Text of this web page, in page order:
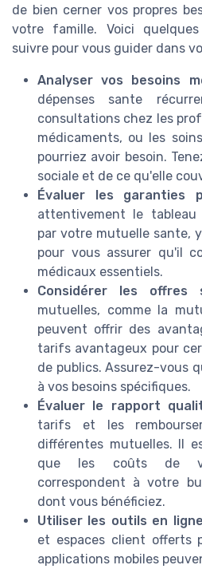
de bien cerner vos propres
votre famille. Voici
suivre pour vous guider dans
Analyser vos besoins
dépenses sante
consultations chez les
médicaments, ou les
pourriez avoir besoin.
sociale et de ce qu'elle
Évaluer les garanties
attentivement le tableau
par votre mutuelle sante, y
pour vous assurer qu'il
médicaux essentiels.
Considérer les offres
mutuelles, comme la
peuvent offrir des
tarifs avantageux pour
de publics. Assurez-vous
à vos besoins spécifiques.
Évaluer le rapport
tarifs et les
différentes mutuelles. Il
que les coûts de
correspondent à votre
dont vous bénéficiez.
Utiliser les outils en
et espaces client offerts
applications mobiles